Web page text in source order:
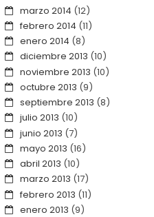
marzo 2014 (12)
febrero 2014 (11)
enero 2014 (8)
diciembre 2013 (10)
noviembre 2013 (10)
octubre 2013 (9)
septiembre 2013 (8)
julio 2013 (10)
junio 2013 (7)
mayo 2013 (16)
abril 2013 (10)
marzo 2013 (17)
febrero 2013 (11)
enero 2013 (9)